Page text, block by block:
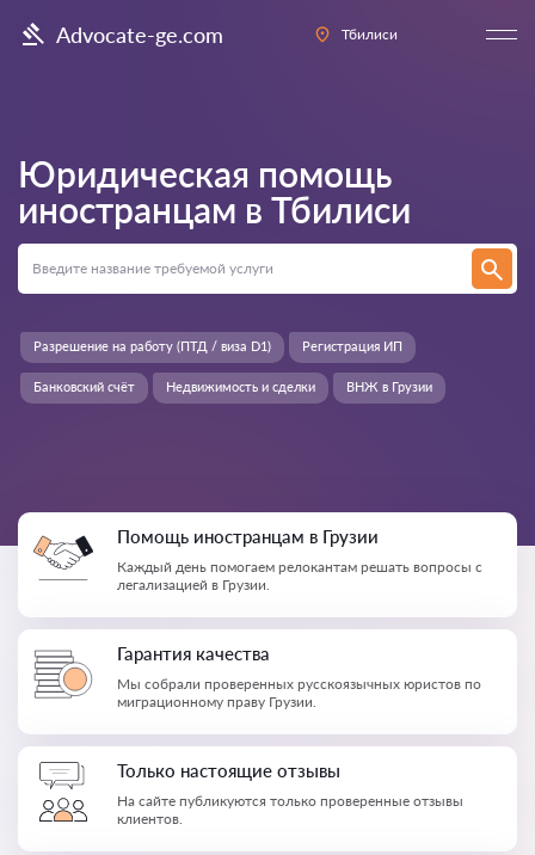
Advocate-ge.com Тбилиси
Юридическая помощь
иностранцам в Тбилиси
ВНЖ в Грузии
Разрешение на работу (ПТД / виза D1) Регистрация ИП
Банковский счёт Недвижимость и сделки
Помощь иностранцам в Грузии
Каждый день помогаем релокантам решать вопросы с
легализацией в Грузии.
Гарантия качества
Мы собрали проверенных русскоязычных юристов по
миграционному праву Грузии.
Только настоящие отзывы
На сайте публикуются только проверенные отзывы
клиентов.